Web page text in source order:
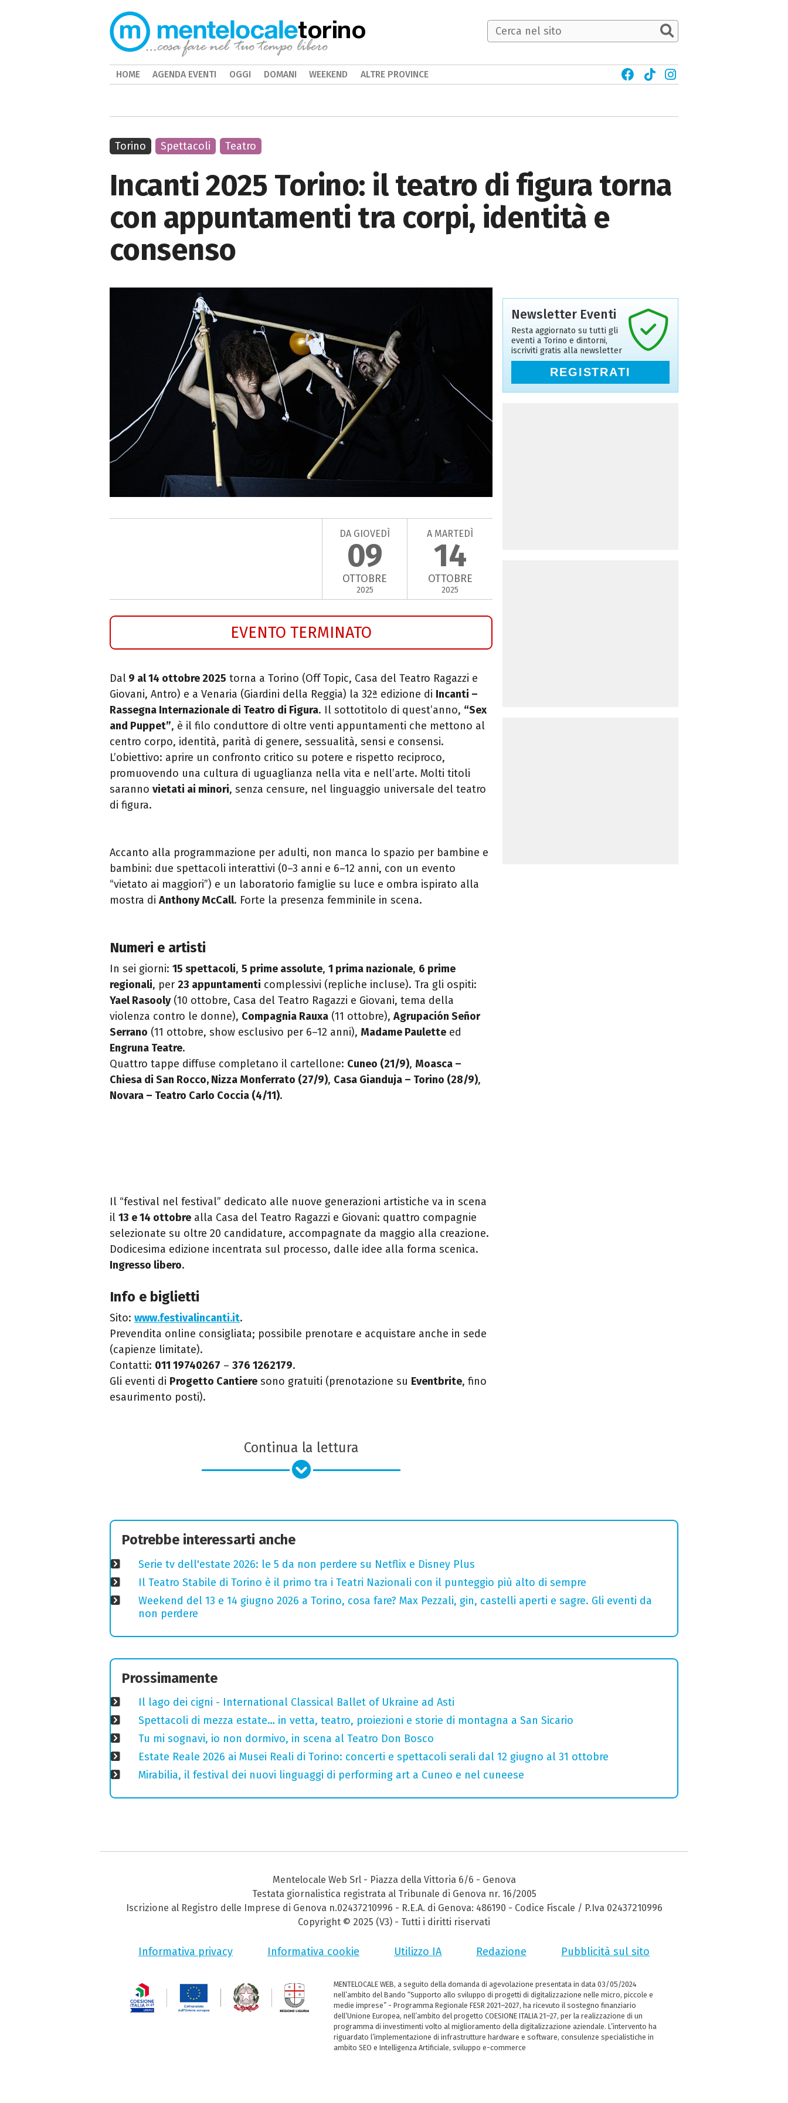
Incanti 2025 Torino: il teatro di figura torna
con appuntamenti tra corpi, identità e
consenso
DA GIOVEDÌ
09
OTTOBRE
2025
A MARTEDÌ
14
OTTOBRE
2025
EVENTO TERMINATO
Dal 9 al 14 ottobre 2025 torna a Torino (Off Topic, Casa del Teatro Ragazzi e
Giovani, Antro) e a Venaria (Giardini della Reggia) la 32ª edizione di Incanti –
Rassegna Internazionale di Teatro di Figura. Il sottotitolo di quest’anno, “Sex
and Puppet”, è il filo conduttore di oltre venti appuntamenti che mettono al
centro corpo, identità, parità di genere, sessualità, sensi e consensi.
L’obiettivo: aprire un confronto critico su potere e rispetto reciproco,
promuovendo una cultura di uguaglianza nella vita e nell’arte. Molti titoli
saranno vietati ai minori, senza censure, nel linguaggio universale del teatro
di figura.
Accanto alla programmazione per adulti, non manca lo spazio per bambine e
bambini: due spettacoli interattivi (0–3 anni e 6–12 anni, con un evento
“vietato ai maggiori”) e un laboratorio famiglie su luce e ombra ispirato alla
mostra di Anthony McCall. Forte la presenza femminile in scena.
Numeri e artisti
In sei giorni: 15 spettacoli, 5 prime assolute, 1 prima nazionale, 6 prime
regionali, per 23 appuntamenti complessivi (repliche incluse). Tra gli ospiti:
Yael Rasooly(10 ottobre, Casa del Teatro Ragazzi e Giovani, tema della
violenza contro le donne), Compagnia Rauxa (11 ottobre), Agrupación Señor
Serrano (11 ottobre, show esclusivo per 6–12 anni), Madame Paulette ed
Engruna Teatre.
Quattro tappe diffuse completano il cartellone: Cuneo (21/9), Moasca –
Chiesa di San Rocco, Nizza Monferrato (27/9), Casa Gianduja – Torino (28/9),
Novara – Teatro Carlo Coccia (4/11).
Il “festival nel festival” dedicato alle nuove generazioni artistiche va in scena
il 13 e 14 ottobre alla Casa del Teatro Ragazzi e Giovani: quattro compagnie
selezionate su oltre 20 candidature, accompagnate da maggio alla creazione.
Dodicesima edizione incentrata sul processo, dalle idee alla forma scenica.
Ingresso libero.
Info e biglietti
Sito: www.festivalincanti.it.
Prevendita online consigliata; possibile prenotare e acquistare anche in sede
(capienze limitate).
Contatti: 011 19740267 – 376 1262179.
Gli eventi di Progetto Cantiere sono gratuiti (prenotazione su Eventbrite, fino
esaurimento posti).
Continua la lettura
Torino Spettacoli Teatro
Newsletter Eventi
Resta aggiornato su tutti gli
eventi a Torino e dintorni,
iscriviti gratis alla newsletter
REGISTRATI
Potrebbe interessarti anche
Serie tv dell'estate 2026: le 5 da non perdere su Netflix e Disney Plus
Il Teatro Stabile di Torino è il primo tra i Teatri Nazionali con il punteggio più alto di sempre
Weekend del 13 e 14 giugno 2026 a Torino, cosa fare? Max Pezzali, gin, castelli aperti e sagre. Gli eventi da
non perdere
Prossimamente
Il lago dei cigni - International Classical Ballet of Ukraine ad Asti
Spettacoli di mezza estate… in vetta, teatro, proiezioni e storie di montagna a San Sicario
Tu mi sognavi, io non dormivo, in scena al Teatro Don Bosco
Estate Reale 2026 ai Musei Reali di Torino: concerti e spettacoli serali dal 12 giugno al 31 ottobre
Mirabilia, il festival dei nuovi linguaggi di performing art a Cuneo e nel cuneese
torino
HOME AGENDA EVENTI OGGI DOMANI WEEKEND ALTRE PROVINCE
Mentelocale Web Srl - Piazza della Vittoria 6/6 - Genova
Testata giornalistica registrata al Tribunale di Genova nr. 16/2005
Iscrizione al Registro delle Imprese di Genova n.02437210996 - R.E.A. di Genova: 486190 - Codice Fiscale / P.Iva 02437210996
Copyright © 2025 (V3) - Tutti i diritti riservati
Informativa privacy Informativa cookie Utilizzo IA Redazione Pubblicità sul sito
MENTELOCALE WEB, a seguito della domanda di agevolazione presentata in data 03/05/2024
nell’ambito del Bando “Supporto allo sviluppo di progetti di digitalizzazione nelle micro, piccole e
medie imprese” - Programma Regionale FESR 2021–2027, ha ricevuto il sostegno finanziario
dell’Unione Europea, nell’ambito del progetto COESIONE ITALIA 21–27, per la realizzazione di un
programma di investimenti volto al miglioramento della digitalizzazione aziendale. L’intervento ha
riguardato l’implementazione di infrastrutture hardware e software, consulenze specialistiche in
ambito SEO e Intelligenza Artificiale, sviluppo e-commerce